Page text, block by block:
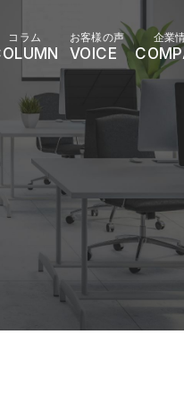
コラム お客様の声
VOICE
企業